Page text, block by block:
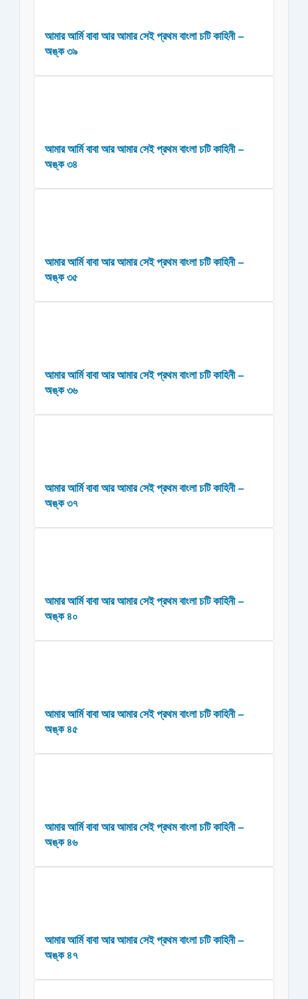
আমার আর্মি বাবা আর আমার সেই প্রথম বাংলা চটি কাহিনী –
অঙ্ক ৩৯
আমার আর্মি বাবা আর আমার সেই প্রথম বাংলা চটি কাহিনী –
অঙ্ক ৩৪
আমার আর্মি বাবা আর আমার সেই প্রথম বাংলা চটি কাহিনী –
অঙ্ক ৩৫
আমার আর্মি বাবা আর আমার সেই প্রথম বাংলা চটি কাহিনী –
অঙ্ক ৩৬
আমার আর্মি বাবা আর আমার সেই প্রথম বাংলা চটি কাহিনী –
অঙ্ক ৩৭
আমার আর্মি বাবা আর আমার সেই প্রথম বাংলা চটি কাহিনী –
অঙ্ক ৪০
আমার আর্মি বাবা আর আমার সেই প্রথম বাংলা চটি কাহিনী –
অঙ্ক ৪৫
আমার আর্মি বাবা আর আমার সেই প্রথম বাংলা চটি কাহিনী –
অঙ্ক ৪৬
আমার আর্মি বাবা আর আমার সেই প্রথম বাংলা চটি কাহিনী –
অঙ্ক ৪৭